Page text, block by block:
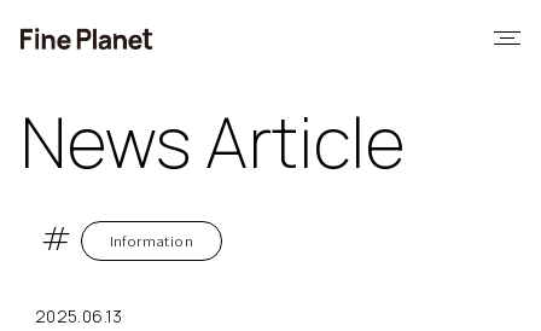
News Article
Information
2025.06.13